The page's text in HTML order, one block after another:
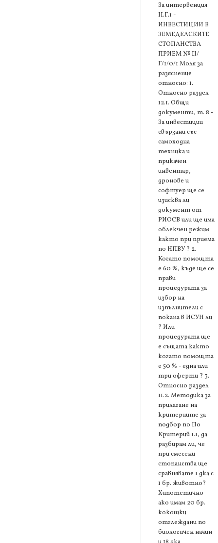
За интервенция
II.Г.1 -
ИНВЕСТИЦИИ В
ЗЕМЕДЕЛСКИТЕ
СТОПАНСТВА
ПРИЕМ № II/
Г/1/0/1 Моля за
разяснение
относно: 1.
Относно раздел
12.1. Общи
документи, т. 8 -
За инвестиции
свързани със
самоходна
техника и
прикачен
инвентар,
дронове и
софтуер ще се
изисква ли
документ от
РИОСВ или ще има
облекчен режим
както при приема
по НПВУ ? 2.
Когато помощта
е 60 %, къде ще се
прави
процедурата за
избор на
изпълнители с
покана в ИСУН ли
? Или
процедурата ще
е същата както
когато помощта
е 50 % - една или
три оферти ? 3.
Относно раздел
11.2. Методика за
прилагане на
критериите за
подбор по По
Критерий 1.1, да
разбирам ли, че
при смесени
стопанства ще
сравнявате 1 дка с
1 бр. животно?
Хипотетично
ако имам 20 бр.
кокошки
отглеждани по
биологичен начин